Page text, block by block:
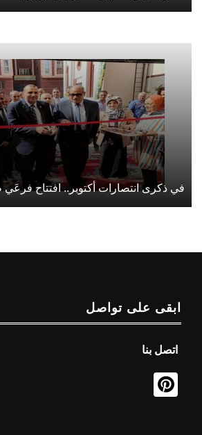
في ذكرى انتصارات أكتوبر.. افتتاح
ابقى على تواصل
اتصل بنا